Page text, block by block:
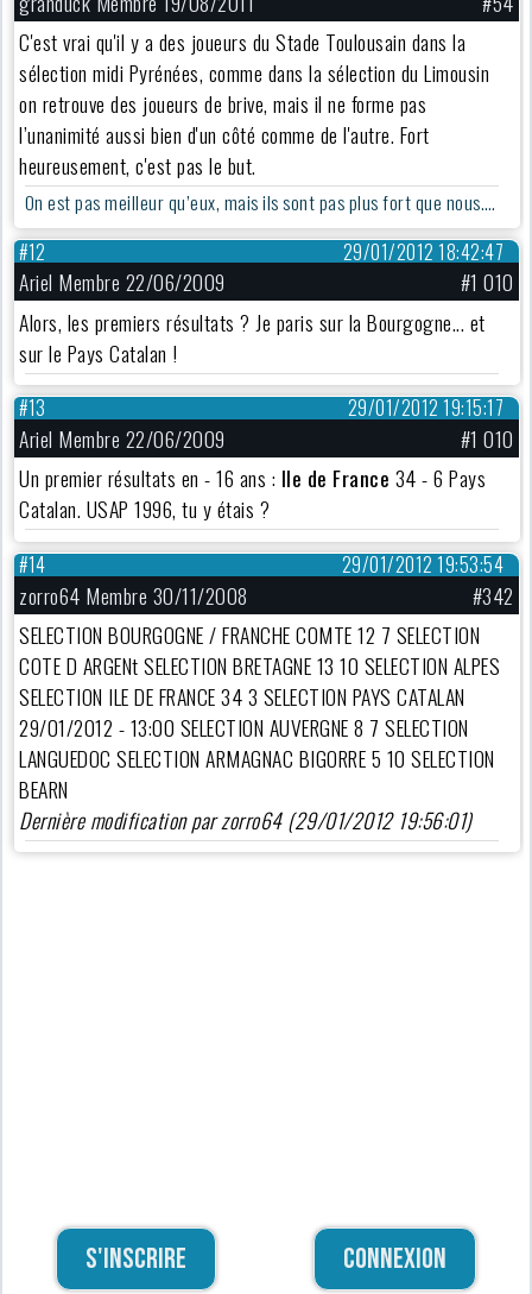
C'est vrai qu'il y a des joueurs du Stade Toulousain dans la
sélection midi Pyrénées, comme dans la sélection du Limousin
on retrouve des joueurs de brive, mais il ne forme pas
l’unanimité aussi bien d'un côté comme de l'autre. Fort
heureusement, c'est pas le but.
On est pas meilleur qu’eux, mais ils sont pas plus fort que nous….
29/01/2012 18:42:47
#12
Ariel Membre 22/06/2009
#1 010
Alors, les premiers résultats ? Je paris sur la Bourgogne... et
sur le Pays Catalan !
29/01/2012 19:15:17
#13
Ariel Membre 22/06/2009
#1 010
Un premier résultats en - 16 ans : Ile de France 34 - 6 Pays
Catalan. USAP 1996, tu y étais ?
29/01/2012 19:53:54
#14
zorro64 Membre 30/11/2008
#342
SELECTION BOURGOGNE / FRANCHE COMTE 12 7 SELECTION
COTE D ARGENt SELECTION BRETAGNE 13 10 SELECTION ALPES
SELECTION ILE DE FRANCE 34 3 SELECTION PAYS CATALAN
29/01/2012 - 13:00 SELECTION AUVERGNE 8 7 SELECTION
LANGUEDOC SELECTION ARMAGNAC BIGORRE 5 10 SELECTION
BEARN
Dernière modification par zorro64 (29/01/2012 19:56:01)
S'inscrire Connexion